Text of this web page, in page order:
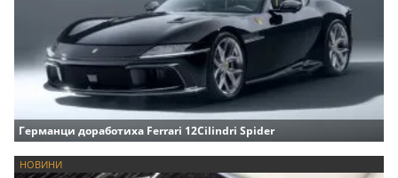
Германци доработиха Ferrari 12Cilindri Spider
НОВИНИ